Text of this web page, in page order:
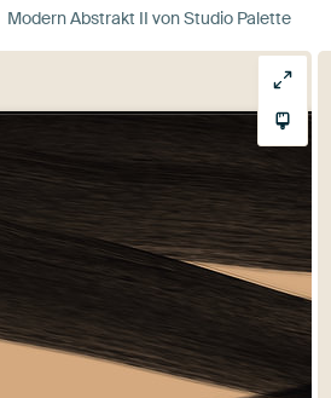
Modern Abstrakt II von Studio Palette